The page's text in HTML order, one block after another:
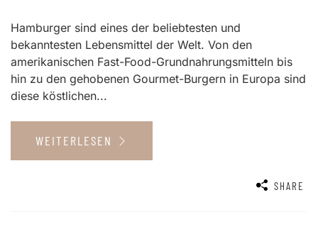
Hamburger sind eines der beliebtesten und
bekanntesten Lebensmittel der Welt. Von den
amerikanischen Fast-Food-Grundnahrungsmitteln bis
hin zu den gehobenen Gourmet-Burgern in Europa sind
diese köstlichen...
WEITERLESEN
SHARE